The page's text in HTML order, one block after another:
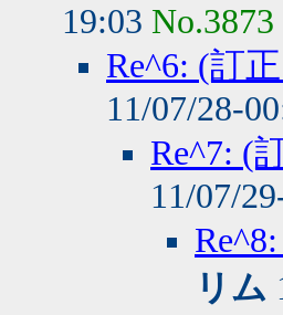
19:03 No.3873
Re^6: (訂
11/07/28-
Re^7: (
11/07/
リム